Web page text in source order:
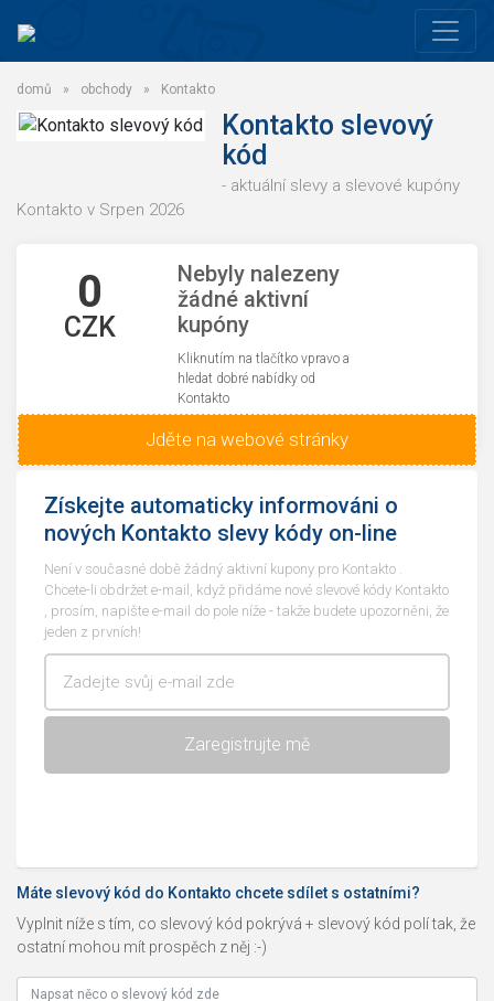
domů » obchody » Kontakto
Kontakto slevový
kód
- aktuální slevy a slevové kupóny
Kontakto v Srpen 2026
0
CZK
Nebyly nalezeny
žádné aktivní
kupóny
Kliknutím na tlačítko vpravo a
hledat dobré nabídky od
Kontakto
Jděte na webové stránky
Získejte automaticky informováni o
nových Kontakto slevy kódy on-line
Není v současné době žádný aktivní kupony pro Kontakto .
Chcete-li obdržet e-mail, když přidáme nové slevové kódy Kontakto
, prosím, napište e-mail do pole níže - takže budete upozorněni, že
jeden z prvních!
Máte slevový kód do Kontakto chcete sdílet s ostatními?
Vyplnit níže s tím, co slevový kód pokrývá + slevový kód polí tak, že
ostatní mohou mít prospěch z něj :-)